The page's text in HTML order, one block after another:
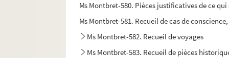
Ms Montbret-580. Pièces justificatives de ce
Ms Montbret-581. Recueil de cas de
Ms Montbret-582. Recueil de voyages
Ms Montbret-583. Recueil de pièces